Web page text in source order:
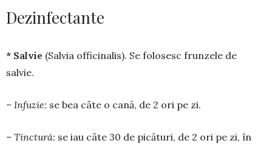
Dezinfectante
* Salvie (Salvia officinalis). Se folosesc frunzele de
salvie.
– Infuzie: se bea câte o cană, de 2 ori pe zi.
– Tinctură: se iau câte 30 de pică­turi, de 2 ori pe zi, în